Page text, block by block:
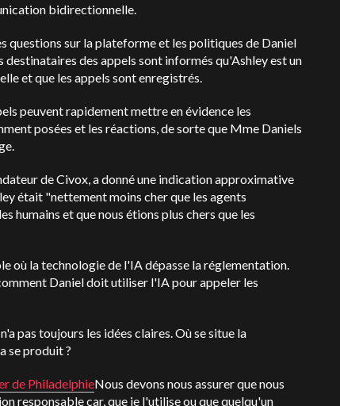
bidirectionnelle.
questions sur la plateforme et les politiques de Daniel
destinataires des appels sont informés qu'Ashley est un
et que les appels sont enregistrés.
peuvent rapidement mettre en évidence les
posées et les réactions, de sorte que Mme Daniels
de Civox, a donné une indication approximative
était "nettement moins cher que les agents
humains et que nous étions plus chers que les
où la technologie de l'IA dépasse la réglementation.
Daniel doit utiliser l'IA pour appeler les
pas toujours les idées claires. Où se situe la
se produit ?
de PhiladelphieNous devons nous assurer que nous
responsable car, que je l'utilise ou que quelqu'un